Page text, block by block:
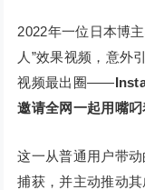
2022年一位日本博
人”效果视频，意外
视频最出圈——
邀请全网一起用嘴
这一从普通用户带
捕获，并主动推动